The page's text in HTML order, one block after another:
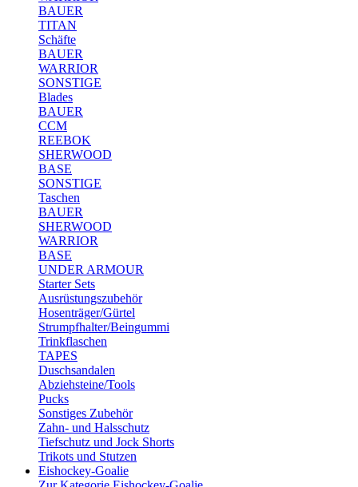
BAUER
TITAN
Schäfte
BAUER
WARRIOR
SONSTIGE
Blades
BAUER
CCM
REEBOK
SHERWOOD
BASE
SONSTIGE
Taschen
BAUER
SHERWOOD
WARRIOR
BASE
UNDER ARMOUR
Starter Sets
Ausrüstungszubehör
Hosenträger/Gürtel
Strumpfhalter/Beingummi
Trinkflaschen
TAPES
Duschsandalen
Abziehsteine/Tools
Pucks
Sonstiges Zubehör
Zahn- und Halsschutz
Tiefschutz und Jock Shorts
Trikots und Stutzen
Eishockey-Goalie